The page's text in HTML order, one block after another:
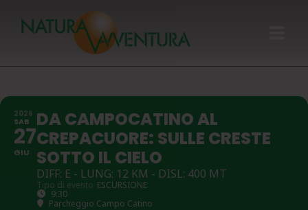
GIFT CARD
CALENDARIO
CHI SIAMO
2026
SAB
27
GIU
DA CAMPOCATINO AL
CREPACUORE: SULLE CRESTE
SOTTO IL CIELO
DIFF: E - LUNG: 12 KM - DISL: 400 MT
Tipo di evento ESCURSIONE
9:30
Parcheggio Campo Catino